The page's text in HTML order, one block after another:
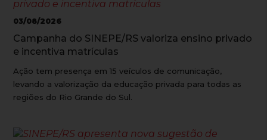
03/08/2026
Campanha do SINEPE/RS valoriza ensino privado
e incentiva matrículas
Ação tem presença em 15 veículos de comunicação,
levando a valorização da educação privada para todas as
regiões do Rio Grande do Sul.